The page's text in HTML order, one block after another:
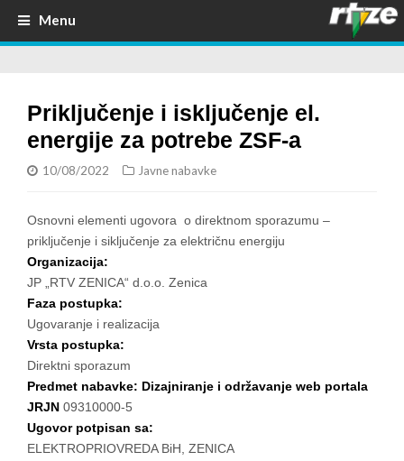
Menu
Priključenje i isključenje el.
energije za potrebe ZSF-a
10/08/2022 Javne nabavke
Osnovni elementi ugovora o direktnom sporazumu –
priključenje i siključenje za električnu energiju
Organizacija:
JP „RTV ZENICA“ d.o.o. Zenica
Faza postupka:
Ugovaranje i realizacija
Vrsta postupka:
Direktni sporazum
Predmet nabavke: Dizajniranje i održavanje web portala
JRJN 09310000-5
Ugovor potpisan sa:
ELEKTROPRIOVREDA BiH, ZENICA